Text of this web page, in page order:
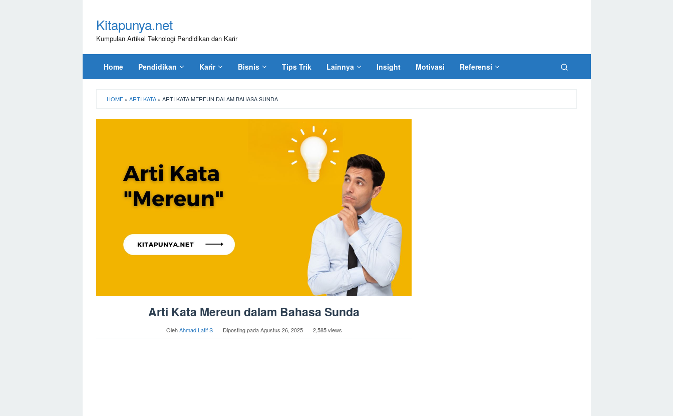
kontenKitapunya.net
Kumpulan Artikel Teknologi Pendidikan dan Karir
Home Pendidikan Karir Bisnis Tips Trik Lainnya Insight Motivasi Referensi
HOME » ARTI KATA » ARTI KATA MEREUN DALAM BAHASA SUNDA
Arti Kata Mereun dalam Bahasa Sunda
OlehAhmad Latif S Diposting padaAgustus 26, 2025 2,585 views